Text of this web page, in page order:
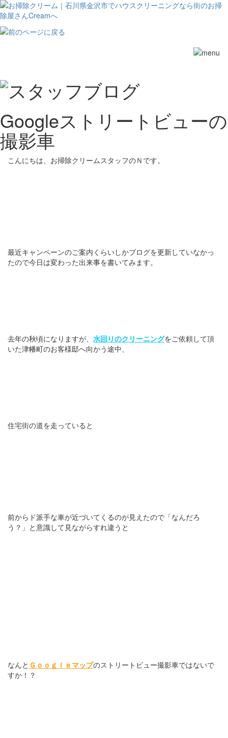
Toggle
Googleストリートビューの
撮影車
こんにちは、お掃除クリームスタッフのＮです。
最近キャンペーンのご案内くらいしかブログを更新していなかっ
たので今日は変わった出来事を書いてみます。
去年の秋頃になりますが、 水回りのクリーニングをご依頼して頂
いた津幡町のお客様邸へ向かう途中、
住宅街の道を走っていると
前からド派手な車が近づいてくるのが見えたので「なんだろ
う？」と意識して見ながらすれ違うと
なんと Ｇｏｏｇｌｅマップのストリートビュー撮影車ではないで
すか！？